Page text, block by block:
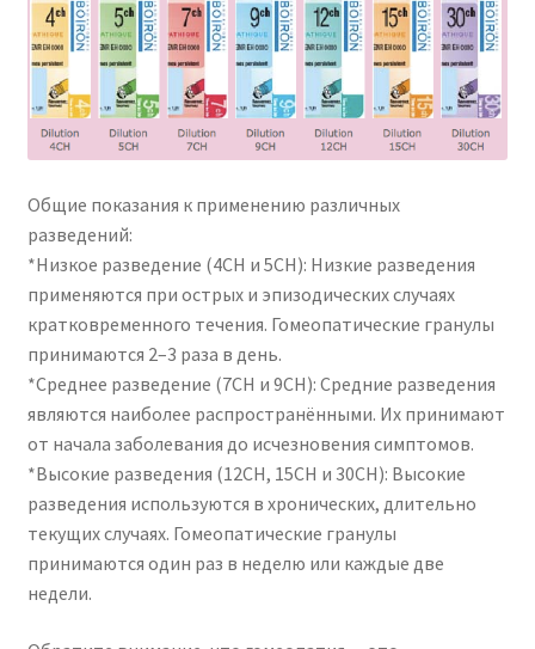
Общие показания к применению различных
разведений:
*Низкое разведение (4CH и 5CH): Низкие разведения
применяются при острых и эпизодических случаях
кратковременного течения. Гомеопатические гранулы
принимаются 2–3 раза в день.
*Среднее разведение (7CH и 9CH): Средние разведения
являются наиболее распространёнными. Их принимают
от начала заболевания до исчезновения симптомов.
*Высокие разведения (12CH, 15CH и 30CH): Высокие
разведения используются в хронических, длительно
текущих случаях. Гомеопатические гранулы
принимаются один раз в неделю или каждые две
недели.